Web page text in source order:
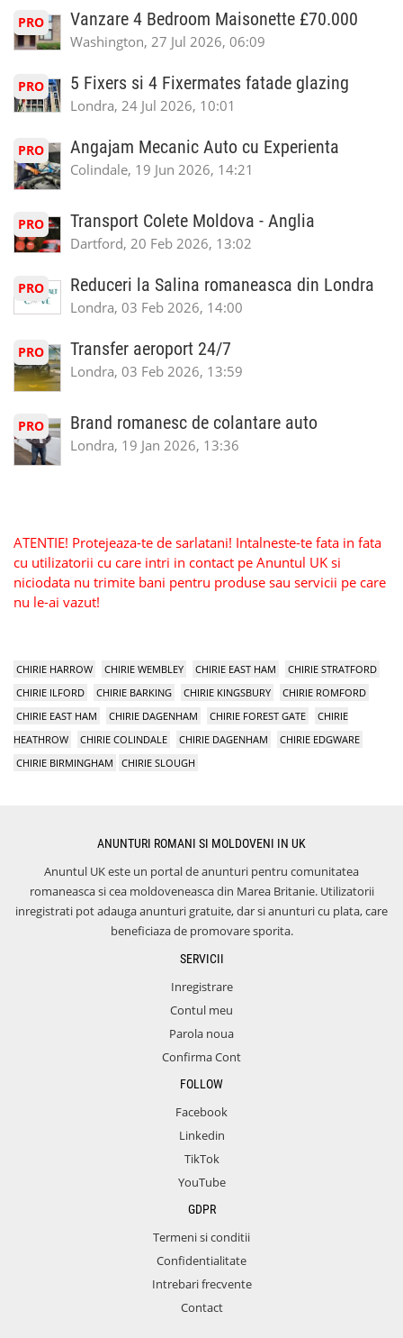
PRO Vanzare 4 Bedroom Maisonette £70.000
Washington, 27 Jul 2026, 06:09
PRO 5 Fixers si 4 Fixermates fatade glazing
Londra, 24 Jul 2026, 10:01
PRO Angajam Mecanic Auto cu Experienta
Colindale, 19 Jun 2026, 14:21
PRO Transport Colete Moldova - Anglia
Dartford, 20 Feb 2026, 13:02
PRO Reduceri la Salina romaneasca din Londra
Londra, 03 Feb 2026, 14:00
PRO Transfer aeroport 24/7
Londra, 03 Feb 2026, 13:59
PRO Brand romanesc de colantare auto
Londra, 19 Jan 2026, 13:36
ATENTIE! Protejeaza-te de sarlatani! Intalneste-te fata in fata
cu utilizatorii cu care intri in contact pe Anuntul UK si
niciodata nu trimite bani pentru produse sau servicii pe care
nu le-ai vazut!
CHIRIE HARROW CHIRIE WEMBLEY CHIRIE EAST HAM
CHIRIE STRATFORD
CHIRIE ILFORD
CHIRIE BARKING CHIRIE KINGSBURY
CHIRIE ROMFORD
CHIRIE EAST HAM
CHIRIE DAGENHAM CHIRIE FOREST GATE
CHIRIE
HEATHROW
CHIRIE COLINDALE CHIRIE DAGENHAM
CHIRIE EDGWARE
CHIRIE BIRMINGHAM
CHIRIE SLOUGH
ANUNTURI ROMANI SI MOLDOVENI IN UK
Anuntul UK este un portal de anunturi pentru comunitatea
romaneasca si cea moldoveneasca din Marea Britanie. Utilizatorii
inregistrati pot adauga anunturi gratuite, dar si anunturi cu plata, care
beneficiaza de promovare sporita.
SERVICII
Inregistrare
Contul meu
Parola noua
Confirma Cont
FOLLOW
Facebook
Linkedin
TikTok
YouTube
GDPR
Termeni si conditii
Confidentialitate
Intrebari frecvente
Contact